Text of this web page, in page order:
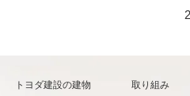
トヨダ建設の建物
取り組み